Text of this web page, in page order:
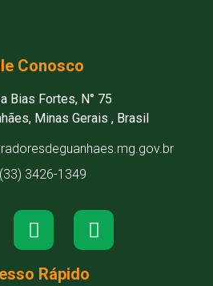
Conosco
Bias Fortes, N° 75
Minas Gerais , Brasil
(33) 3426-1349
Rápido